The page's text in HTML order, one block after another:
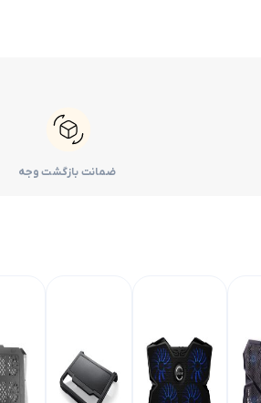
ضمانت بازگشت وجه